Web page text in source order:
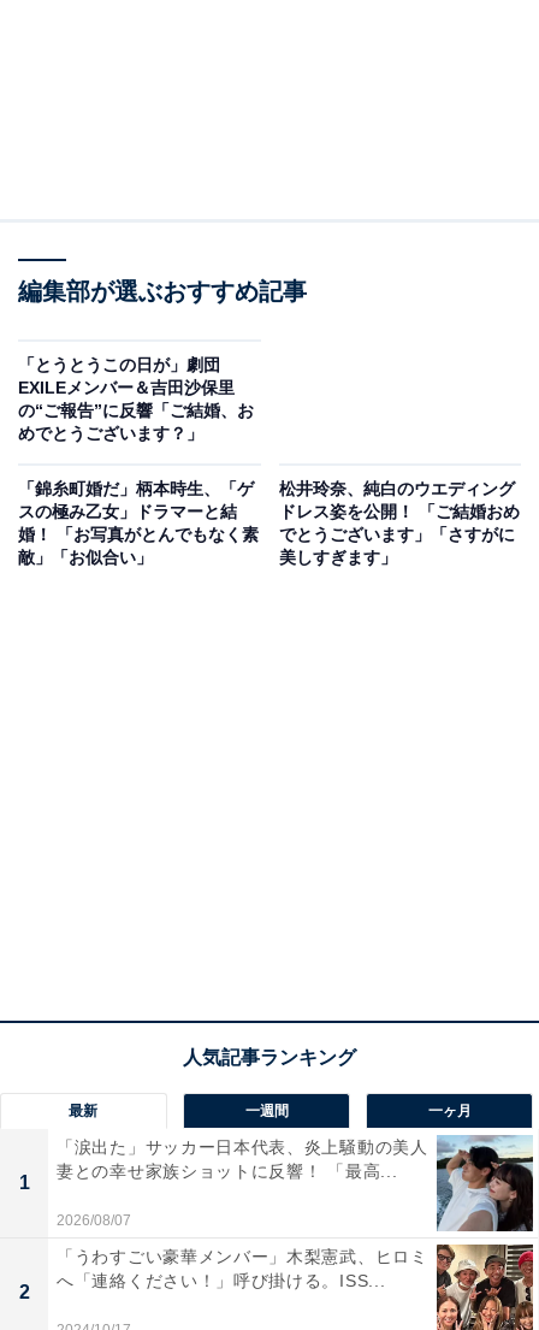
編集部が選ぶおすすめ記事
「とうとうこの日が」劇団
EXILEメンバー＆吉田沙保里
の“ご報告”に反響「ご結婚、お
めでとうございます？」
「錦糸町婚だ」柄本時生、「ゲ
スの極み乙女」ドラマーと結
婚！ 「お写真がとんでもなく素
敵」「お似合い」
松井玲奈、純白のウエディング
ドレス姿を公開！ 「ご結婚おめ
でとうございます」「さすがに
美しすぎます」
最新 一週間 一ヶ月
1
「涙出た」サッカー日本代表、炎上騒動の美人
妻との幸せ家族ショットに反響！ 「最高...
2026/08/07
2
「うわすごい豪華メンバー」木梨憲武、ヒロミ
へ「連絡ください！」呼び掛ける。ISS...